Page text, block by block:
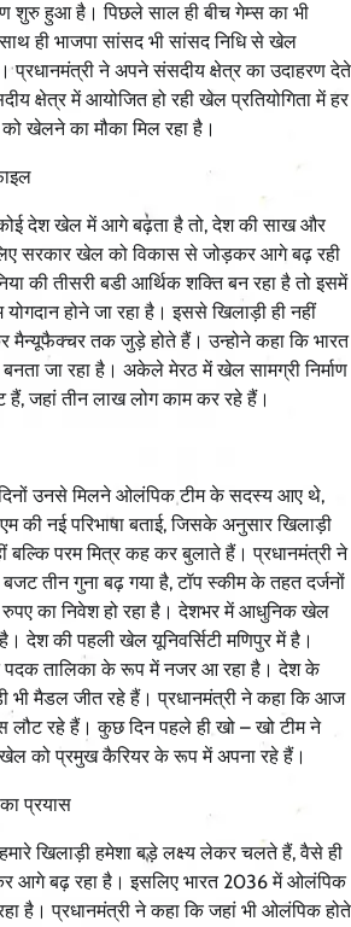
शुरु हुआ है। पिछले साल ही बीच गेम्स का भी
ही भाजपा सांसद भी सांसद निधि से खेल
प्रधानमंत्री ने अपने संसदीय क्षेत्र का उदाहरण देते
क्षेत्र में आयोजित हो रही खेल प्रतियोगिता में हर
खेलने का मौका मिल रहा है।
देश खेल में आगे बढ़ता है तो, देश की साख और
सरकार खेल को विकास से जोड़कर आगे बढ़ रही
की तीसरी बडी आर्थिक शक्ति बन रहा है तो इसमें
योगदान होने जा रहा है। इससे खिलाड़ी ही नहीं
तक जुड़े होते हैं। उन्होने कहा कि भारत
जा रहा है। अकेले मेरठ में खेल सामग्री निर्माण
जहां तीन लाख लोग काम कर रहे हैं।
दिनों उनसे मिलने ओलंपिक टीम के सदस्य आए थे,
की नई परिभाषा बताई, जिसके अनुसार खिलाड़ी
बल्कि परम मित्र कह कर बुलाते हैं। प्रधानमंत्री ने
तीन गुना बढ़ गया है, टॉप स्कीम के तहत दर्जनों
का निवेश हो रहा है। देशभर में आधुनिक खेल
देश की पहली खेल यूनिवर्सिटी मणिपुर में है।
पदक तालिका के रूप में नजर आ रहा है। देश के
भी मैडल जीत रहे हैं। प्रधानमंत्री ने कहा कि आज
लौट रहे हैं। कुछ दिन पहले ही खो – खो टीम ने
खेल को प्रमुख कैरियर के रूप में अपना रहे हैं।
प्रयास
खिलाड़ी हमेशा बड़े लक्ष्य लेकर चलते हैं, वैसे ही
आगे बढ़ रहा है। इसलिए भारत 2036 में ओलंपिक
है। प्रधानमंत्री ने कहा कि जहां भी ओलंपिक होते